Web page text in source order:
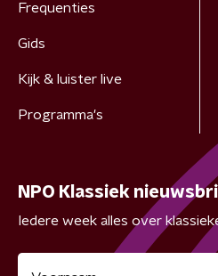
Frequenties
Gids
Kijk & luister live
Programma's
NPO Klassiek
Iedere week alles over